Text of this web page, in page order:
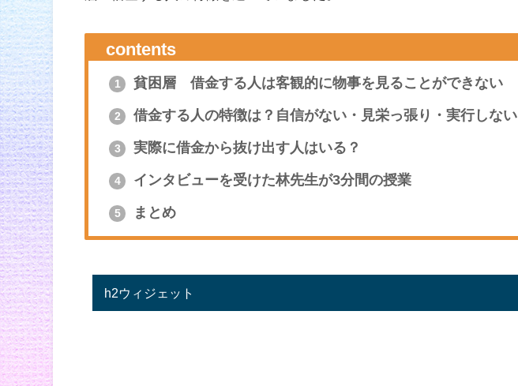
contents
1 貧困層 借金する人は客観的に物事を見ることができない
2 借金する人の特徴は？自信がない・見栄っ張り・実行しない
3 実際に借金から抜け出す人はいる？
4 インタビューを受けた林先生が3分間の授業
5 まとめ
h2ウィジェット